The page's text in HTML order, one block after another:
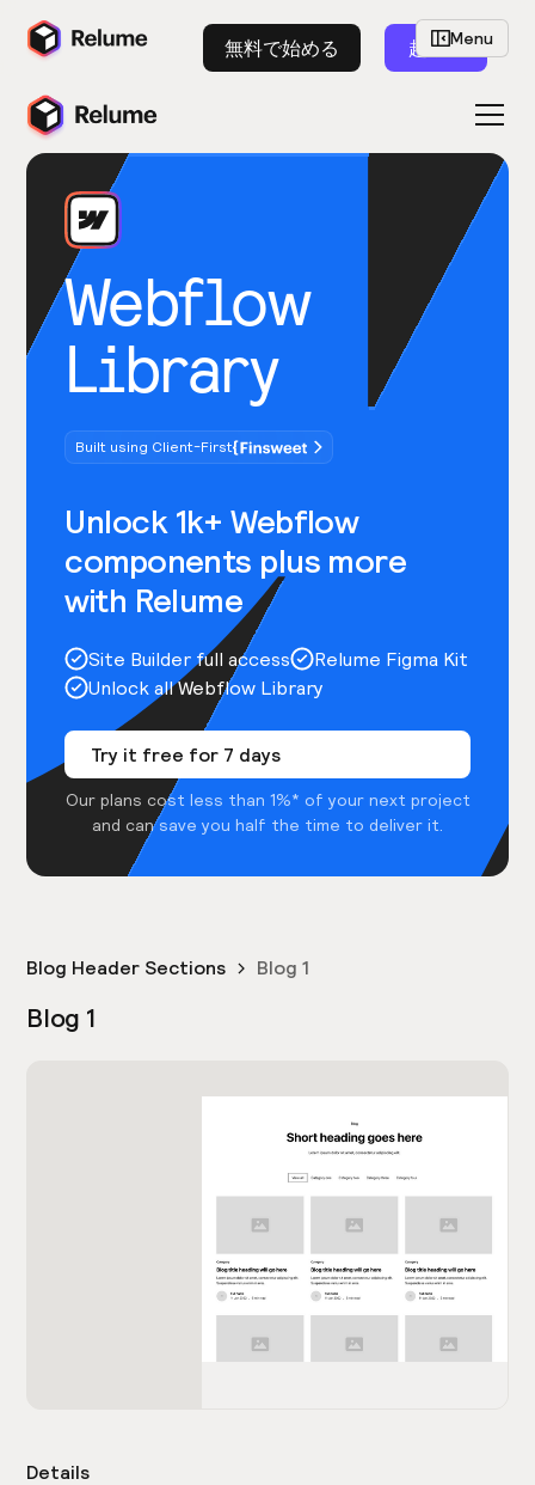
無料で始める 起動
Webflow
Library
Built using Client-First
Unlock 1k+ Webflow
components plus more
with Relume
Site Builder full access
Relume Figma Kit
Unlock all Webflow Library
Try it free for 7 days
Our plans cost less than 1%* of your next project
and can save you half the time to deliver it.
Menu
Blog Header Sections Blog 1
Blog 1
Details